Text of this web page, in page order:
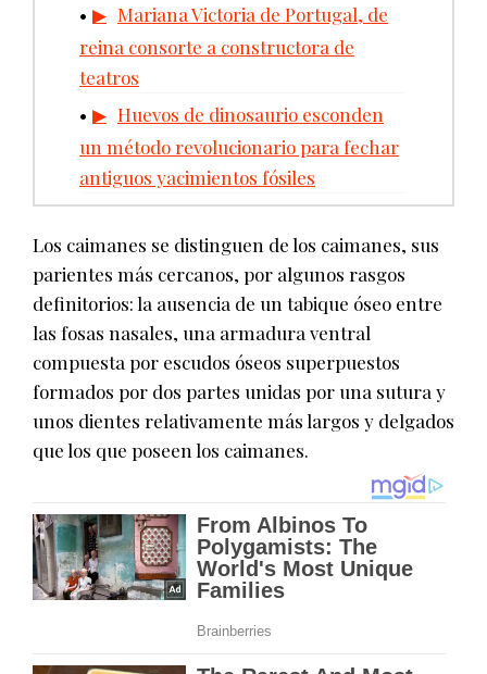
Mariana Victoria de Portugal, de
reina consorte a constructora de
teatros
Huevos de dinosaurio esconden
un método revolucionario para fechar
antiguos yacimientos fósiles
Los caimanes se distinguen de los caimanes, sus
parientes más cercanos, por algunos rasgos
definitorios: la ausencia de un tabique óseo entre
las fosas nasales, una armadura ventral
compuesta por escudos óseos superpuestos
formados por dos partes unidas por una sutura y
unos dientes relativamente más largos y delgados
que los que poseen los caimanes.